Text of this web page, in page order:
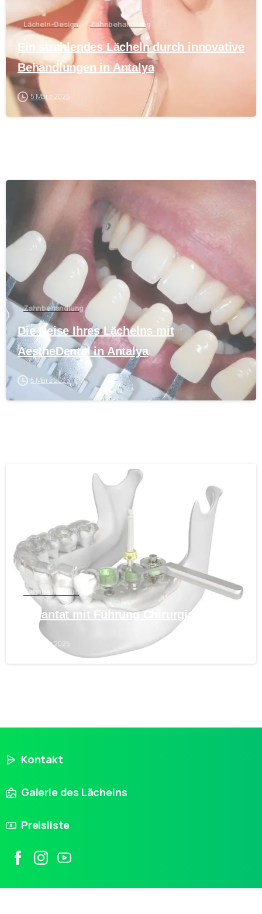
Lächeln-Design Zahnbehandlung
Ein strahlendes Lächeln durch innovative
Behandlungen in Antalya
5 März 2025
Zahnbehandlung
Die Reise Ihres Lächelns mit
AestheDental in Antalya
5 März 2025
Zahnbehandlung
Implantat mit Führung Chirurgie
5 März 2025
Kontakt
Galerie des Lächelns
Preisliste